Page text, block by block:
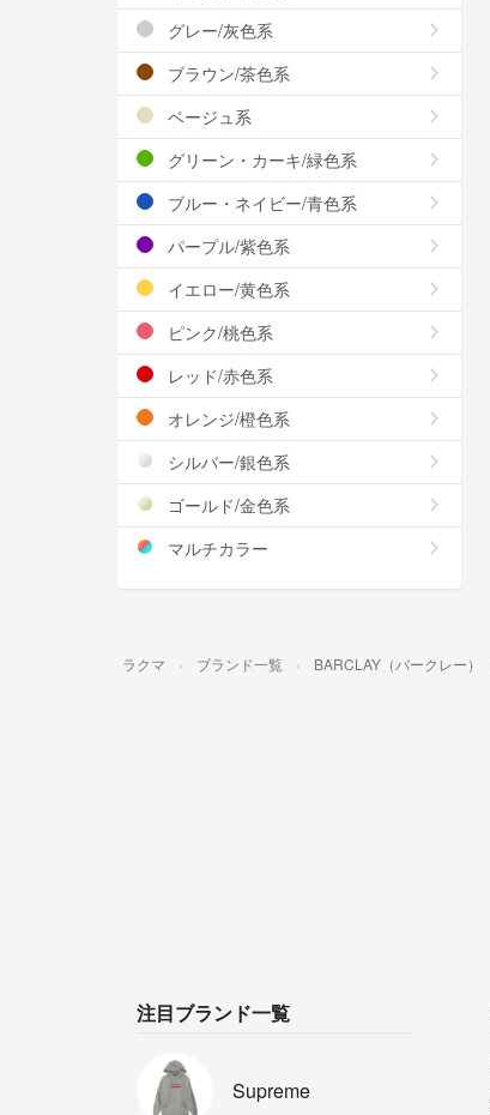
グレー/灰色系
ブラウン/茶色系
ベージュ系
グリーン・カーキ/緑色系
ブルー・ネイビー/青色系
パープル/紫色系
イエロー/黄色系
ピンク/桃色系
レッド/赤色系
オレンジ/橙色系
シルバー/銀色系
ゴールド/金色系
マルチカラー
ラクマ ブランド一覧 BARCLAY（バークレー）
注目ブランド一覧
Supreme